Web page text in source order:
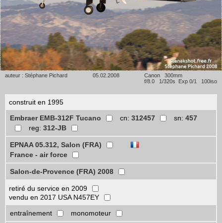
auteur : Stéphane Pichard 05.02.2008
Canon 300mm
f/8.0 1/320s Exp 0/1 100iso
construit en 1995
Embraer EMB-312F Tucano
cn: 312457 sn: 457
reg: 312-JB
EPNAA 05.312, Salon (FRA)
France - air force
Salon-de-Provence (FRA) 2008
retiré du service en 2009
vendu en 2017 USA N457EY
entraînement
monomoteur